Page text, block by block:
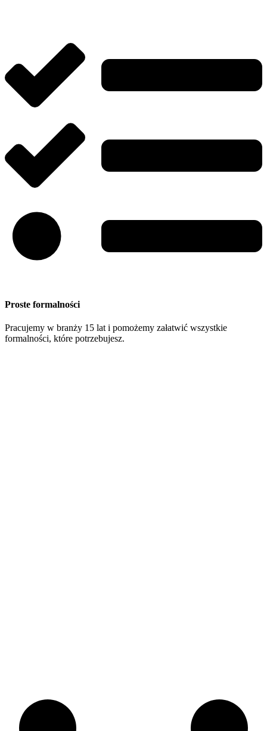
Proste formalności
Pracujemy w branży 15 lat i pomożemy załatwić wszystkie
formalności, które potrzebujesz.